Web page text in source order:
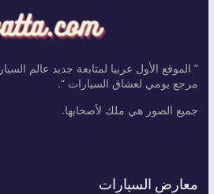
” الموقع الأول عربيا لمتابعة جديد عالم
مرجع يومي لعشاق السيارات “.
جميع الصور هي ملك لأصحابها.
معارض السيارات